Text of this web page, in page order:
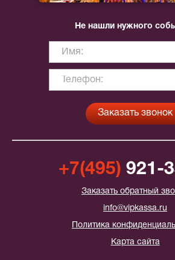
Не нашли нужного
+7(495) 921-
Заказать обратный
info@vipkassa.ru
Политика
Карта сайта